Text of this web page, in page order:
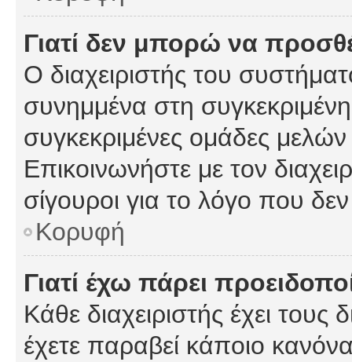
Γιατί δεν μπορώ να
Ο διαχειριστής του
συνημμένα στη
συγκεκριμένες ομάδες
Επικοινωνήστε με τον
σίγουροι για το λόγο που
Κορυφή
Γιατί έχω πάρει
Κάθε διαχειριστής έχει
έχετε παραβεί κάποιο